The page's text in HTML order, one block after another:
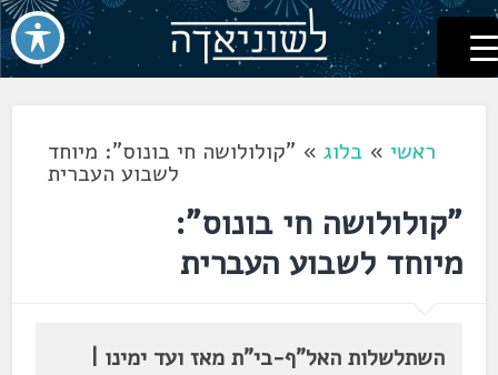
דלג
לתוכן
לשוניאדה
עברית. לשון. שפה
ראשי» בלוג» "קולולושה חי בונוס": מיוחד
לשבוע העברית
"קולולושה חי בונוס":
מיוחד לשבוע העברית
השתלשלות האל"ף-בי"ת מאז ועד ימינו |